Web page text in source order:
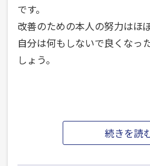
です。
改善のための本人の努力はほ
自分は何もしないで良くなっ
しょう。
続きを読